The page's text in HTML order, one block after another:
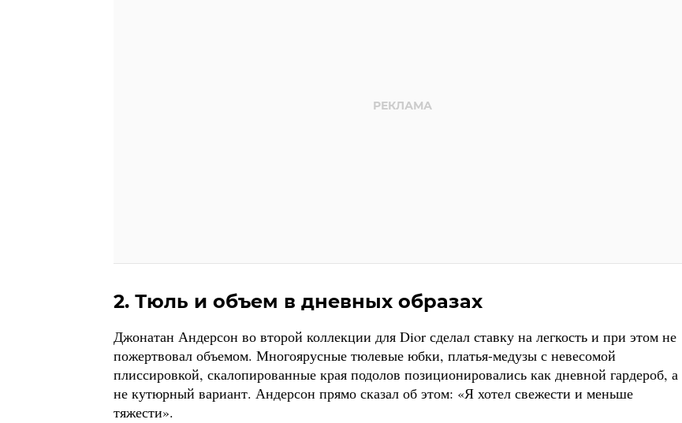
2. Тюль и объем в дневных образах
Джонатан Андерсон во второй коллекции для Dior сделал ставку на легкость и при этом не
пожертвовал объемом. Многоярусные тюлевые юбки, платья-медузы с невесомой
плиссировкой, скалопированные края подолов позиционировались как дневной гардероб, а
не кутюрный вариант. Андерсон прямо сказал об этом: «Я хотел свежести и меньше
тяжести».